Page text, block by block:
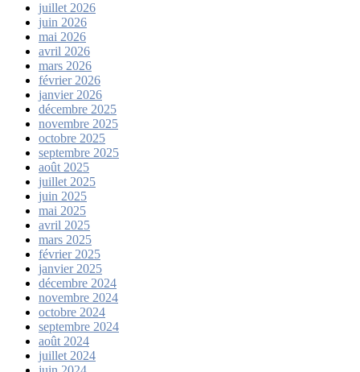
juillet 2026
juin 2026
mai 2026
avril 2026
mars 2026
février 2026
janvier 2026
décembre 2025
novembre 2025
octobre 2025
septembre 2025
août 2025
juillet 2025
juin 2025
mai 2025
avril 2025
mars 2025
février 2025
janvier 2025
décembre 2024
novembre 2024
octobre 2024
septembre 2024
août 2024
juillet 2024